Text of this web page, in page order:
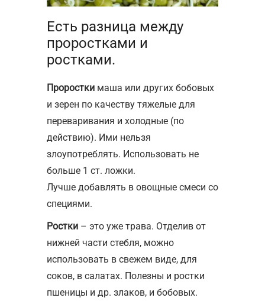
Есть разница между
проростками и
ростками.
Проростки маша или других бобовых
и зерен по качеству тяжелые для
переваривания и холодные (по
действию). Ими нельзя
злоупотреблять. Использовать не
больше 1 ст. ложки.
Лучше добавлять в овощные смеси со
специями.
Ростки – это уже трава. Отделив от
нижней части стебля, можно
использовать в свежем виде, для
соков, в салатах. Полезны и ростки
пшеницы и др. злаков, и бобовых.